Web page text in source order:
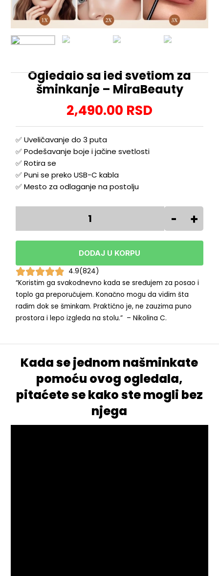
Ogledalo sa led svetlom za
šminkanje – MiraBeauty
2,490.00 RSD
✅ Uveličavanje do 3 puta
✅ Podešavanje boje i jačine svetlosti
✅ Rotira se
✅ Puni se preko USB-C kabla
✅ Mesto za odlaganje na postolju
-
šminkanje
-
MiraBeauty
količina
+
DODAJ U KORPU
(824)
4.9
 4.9/5
“Koristim ga svakodnevno kada se sređujem za posao i
toplo ga preporučujem. Konačno mogu da vidim šta
radim dok se šminkam. Praktično je, ne zauzima puno
prostora i lepo izgleda na stolu.” – Nikolina C.
Kada se jednom našminkate
pomoću ovog ogledala,
pitaćete se kako ste mogli bez
njega